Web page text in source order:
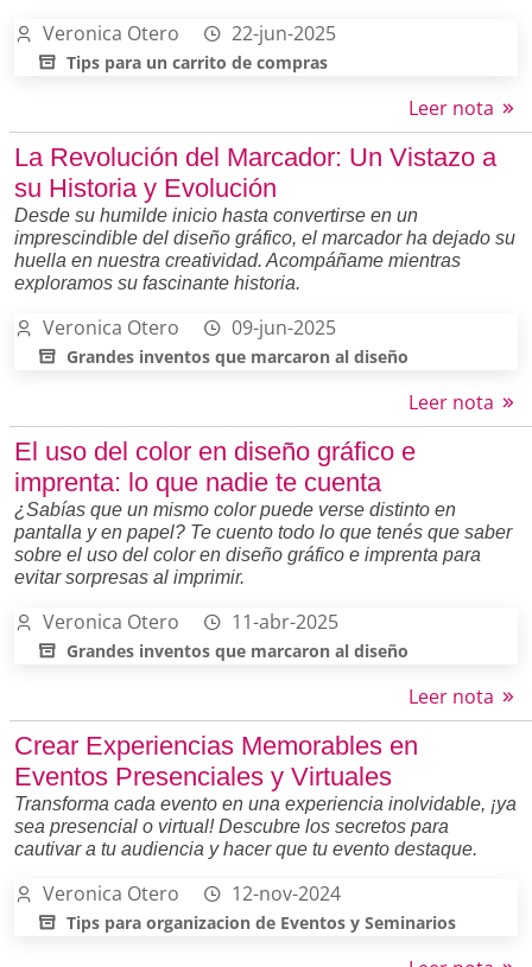
Veronica Otero 22-jun-2025
Tips para un carrito de compras
Leer nota
La Revolución del Marcador: Un Vistazo a
su Historia y Evolución
Desde su humilde inicio hasta convertirse en un
imprescindible del diseño gráfico, el marcador ha dejado su
huella en nuestra creatividad. Acompáñame mientras
exploramos su fascinante historia.
Veronica Otero 09-jun-2025
Grandes inventos que marcaron al diseño
Leer nota
El uso del color en diseño gráfico e
imprenta: lo que nadie te cuenta
¿Sabías que un mismo color puede verse distinto en
pantalla y en papel? Te cuento todo lo que tenés que saber
sobre el uso del color en diseño gráfico e imprenta para
evitar sorpresas al imprimir.
Veronica Otero 11-abr-2025
Grandes inventos que marcaron al diseño
Leer nota
Crear Experiencias Memorables en
Eventos Presenciales y Virtuales
Transforma cada evento en una experiencia inolvidable, ¡ya
sea presencial o virtual! Descubre los secretos para
cautivar a tu audiencia y hacer que tu evento destaque.
Veronica Otero 12-nov-2024
Tips para organizacion de Eventos y Seminarios